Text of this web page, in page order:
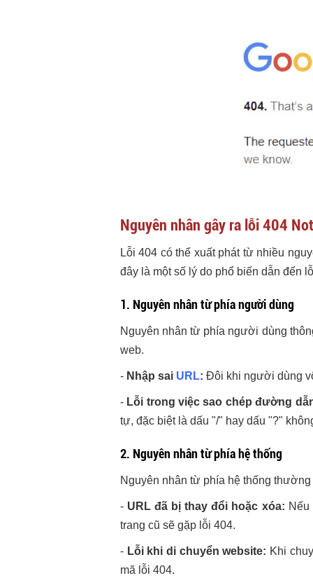
Nguyên nhân gây ra lỗi 404
Lỗi 404 có thể xuất phát từ nhiều
đây là một số lý do phổ biến dẫn đến
1. Nguyên nhân từ phía người dùng
Nguyên nhân từ phía người dùng
web.
- Nhập sai URL: Đôi khi người dùng
- Lỗi trong việc sao chép đường
tự, đặc biệt là dấu "/" hay dấu "?"
2. Nguyên nhân từ phía hệ thống
Nguyên nhân từ phía hệ thống
- URL đã bị thay đổi hoặc xóa:
trang cũ sẽ gặp lỗi 404.
- Lỗi khi di chuyển website: Khi
mã lỗi 404.